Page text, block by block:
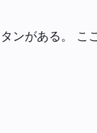
ンがある。 こ